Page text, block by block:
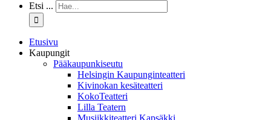
Etsi ...
Etusivu
Kaupungit
Pääkaupunkiseutu
Helsingin Kaupunginteatteri
Kivinokan kesäteatteri
KokoTeatteri
Lilla Teatern
Musiikkiteatteri Kapsäkki